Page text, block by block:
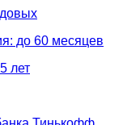
до 60 месяцев
лет